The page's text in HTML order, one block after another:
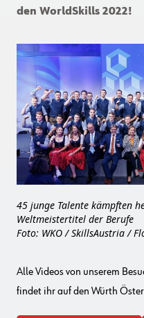
den WorldSkills 2022!
45 junge Talente kämpften
Weltmeistertitel der Berufe
Foto: WKO / SkillsAustria /
Alle Videos von unserem
findet ihr auf den Würth